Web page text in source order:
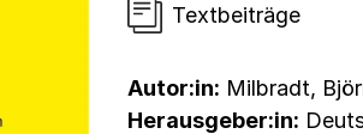
Textbeiträge
Autor:in: Milbradt,
Herausgeber:in: